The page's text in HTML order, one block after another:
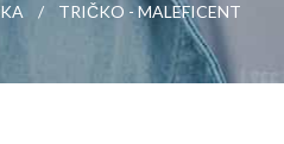
TRIČKO - MALEFICENT